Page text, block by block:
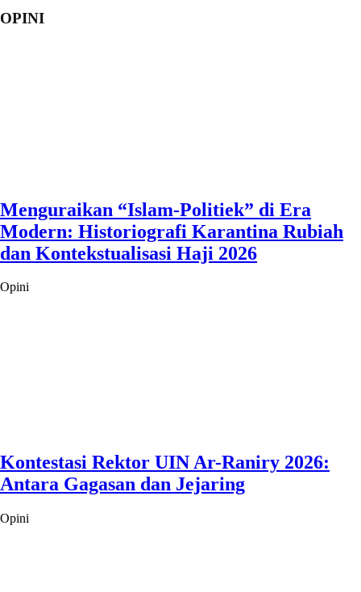
OPINI
Menguraikan “Islam-Politiek” di Era
Modern: Historiografi Karantina Rubiah
dan Kontekstualisasi Haji 2026
Opini
Kontestasi Rektor UIN Ar-Raniry 2026:
Antara Gagasan dan Jejaring
Opini